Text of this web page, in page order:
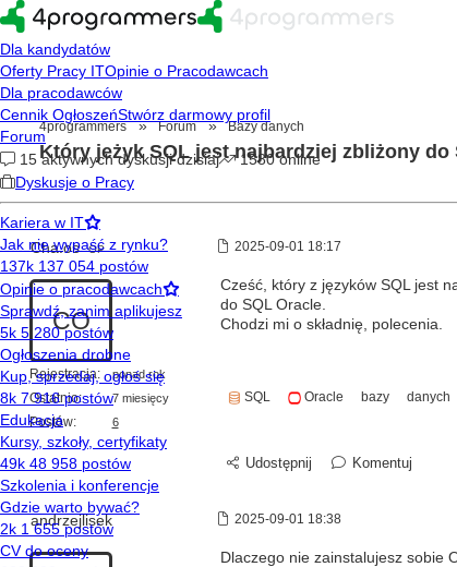
4programmers » Forum » Bazy danych
Który jeżyk SQL jest najbardziej zbliżony do
Cha.os OP 2025-09-01 18:17
CO
Rejestracja: ponad rok
Ostatnio: 7 miesięcy
Postów: 6
Cześć, który z języków SQL jest
do SQL Oracle.
Chodzi mi o składnię, polecenia.
SQL Oracle bazy danych
Udostępnij Komentuj
andrzejlisek 2025-09-01 18:38
Dlaczego nie zainstalujesz sobie